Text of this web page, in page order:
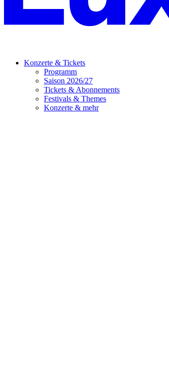
Konzerte & Tickets
Programm
Saison 2026/27
Tickets & Abonnements
Festivals & Themes
Konzerte & mehr